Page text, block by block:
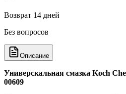
Возврат 14 дней
Без вопросов
Описание
Универскальная смазка Koch
00609